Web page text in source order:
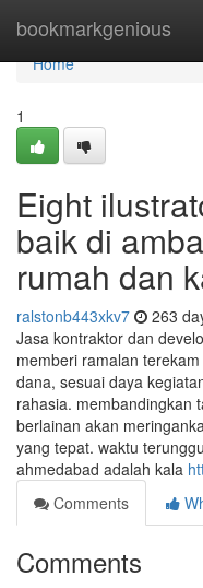
bookmarkgenious
Home
Home
1
Eight
baik di
rumah dan
ralstonb443xkv7 263
Jasa kontraktor dan
memberi ramalan
dana, sesuai daya
rahasia. membandingkan
berlainan akan
yang tepat. waktu
ahmedabad adalah kala
Comments
Comments